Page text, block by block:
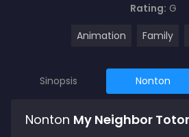
Rating: G
Animation
Family
Sinopsis Nonton
Nonton My Neighbor